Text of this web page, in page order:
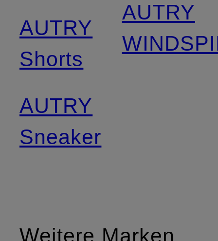
AUTRY
Shorts
AUTRY
Sneaker
AUTRY
Weitere Marken